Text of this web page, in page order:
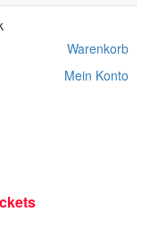
Warenkorb
Mein Konto